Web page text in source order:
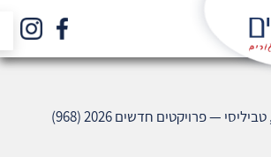
— פרויקטים חדשים 2026 (968)